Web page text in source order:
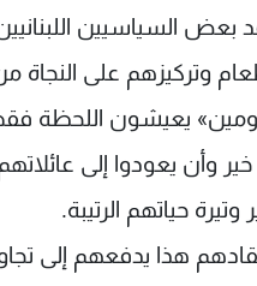
بعض السياسيين
وتركيزهم على النجاة
يعيشون اللحظة
وأن يعودوا إلى
وتيرة حياتهم الرتيبة.
هذا يدفعهم إلى